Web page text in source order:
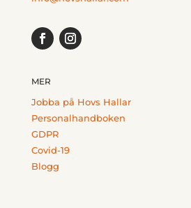
MER
Jobba på Hovs Hallar
Personalhandboken
GDPR
Covid-19
Blogg